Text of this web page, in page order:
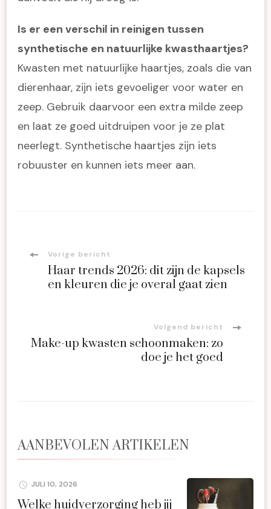
Is er een verschil in reinigen tussen
synthetische en natuurlijke kwasthaartjes?
Kwasten met natuurlijke haartjes, zoals die van
dierenhaar, zijn iets gevoeliger voor water en
zeep. Gebruik daarvoor een extra milde zeep
en laat ze goed uitdruipen voor je ze plat
neerlegt. Synthetische haartjes zijn iets
robuuster en kunnen iets meer aan.
Bericht
navigatie
Vorige bericht
Haar trends 2026: dit zijn de kapsels
en kleuren die je overal gaat zien
Volgend bericht
Make-up kwasten schoonmaken: zo
doe je het goed
AANBEVOLEN ARTIKELEN
JULI 10, 2026
Welke huidverzorging heb jij